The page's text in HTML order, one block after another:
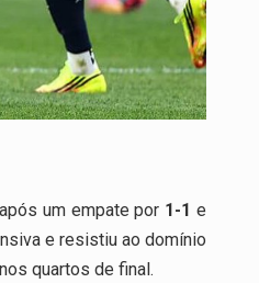
após um empate por 1-1 e
e resistiu ao domínio
quartos de final.